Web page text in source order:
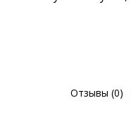
Отзывы (0)